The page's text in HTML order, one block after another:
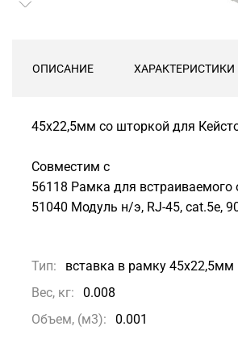
ОПИСАНИЕ ХАРАКТЕРИСТИКИ
45х22,5мм со шторкой для
Совместим с
56118 Рамка для
51040 Модуль н/э, RJ-45, cat.5e,
Тип:
вставка в рамку 45х22,5мм
Вес, кг:
0.008
Объем, (м3):
0.001